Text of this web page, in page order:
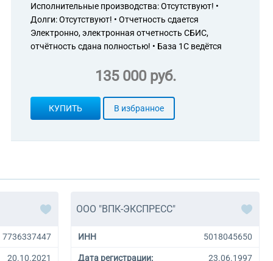
магазинах
товарами, не включенными в другие
магазинах
Интернет-аукционы
изданий
прочие
вычислительной техники и информационных
Исполнительные производства: Отсутствуют! •
Долги: Отсутствуют! • Отчетность сдается
Электронно, электронная отчетность СБИС,
отчётность сдана полностью! • База 1С ведётся
135 000 руб.
КУПИТЬ В избранное
7736337447
20.10.2021
ООО "ВПК-ЭКСПРЕСС"
ИНН 5018045650
Дата регистрации: 23.06.1997